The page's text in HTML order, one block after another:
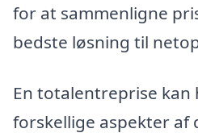
for at sammenligne
bedste løsning til
En totalentreprise
forskellige aspekter af